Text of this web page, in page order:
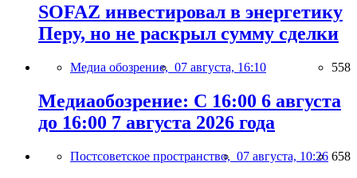
SOFAZ инвестировал в энергетику
Перу, но не раскрыл сумму сделки
Медиа обозрение, 07 августа, 16:10 558
Медиаобозрение: С 16:00 6 августа
до 16:00 7 августа 2026 года
Постсоветское пространство, 07 августа, 10:26 658